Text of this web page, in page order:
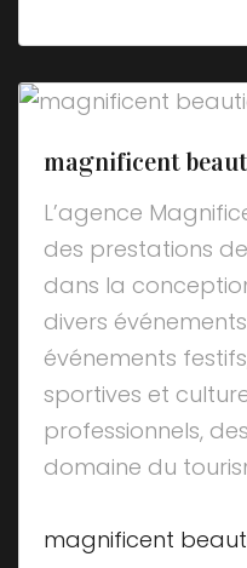
magnificent
L’agence
des prestations
dans la
divers
événements
sportives et
professionnels,
domaine du
magnificent